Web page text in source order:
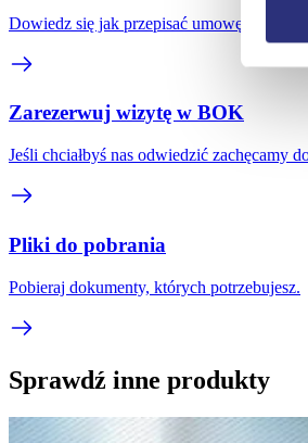
Dowiedz się jak przepisać umowę na
Zarezerwuj wizytę w BOK
Jeśli chciałbyś nas odwiedzić zachęcamy
Pliki do pobrania
Pobieraj dokumenty, których potrzebujesz.
Sprawdź inne produkty